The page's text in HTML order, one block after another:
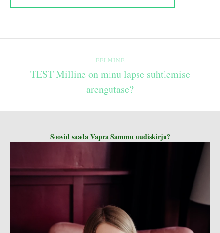
EELMINE
TEST Milline on minu lapse suhtlemise
arengutase?
Soovid saada Vapra Sammu uudiskirju?